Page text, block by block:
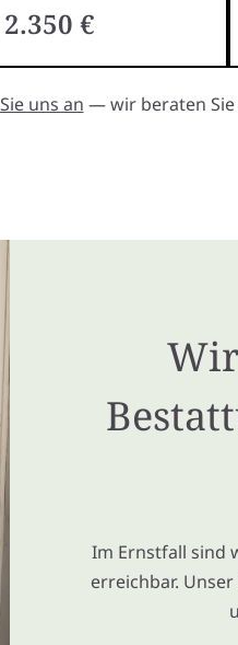
€
uns an — wir beraten
Im Ernstfall sind
erreichbar.